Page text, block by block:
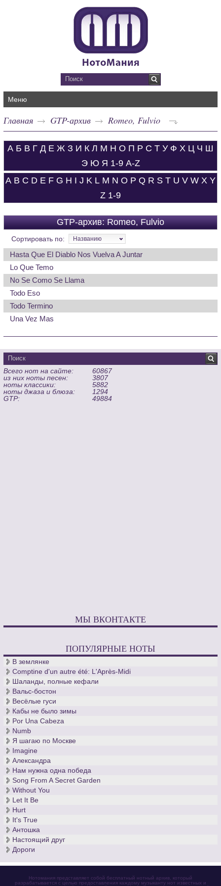
Меню
Главная GTP-архив Romeo, Fulvio
А Б В Г Д Е Ж З И К Л М Н О П Р С Т У Ф Х Ц Ч Ш
Э Ю Я 1-9 A-Z
A B C D E F G H I J K L M N O P Q R S T U V W X Y
Z 1-9
GTP-архив: Romeo, Fulvio
Сортировать по: Названию
Hasta Que El Diablo Nos Vuelva A Juntar
Lo Que Temo
No Se Como Se Llama
Todo Eso
Todo Termino
Una Vez Mas
Всего нот на сайте:
60867
из них ноты песен:
3807
ноты классики:
5882
ноты джаза и блюза:
1294
GTP:
49884
МЫ ВКОНТАКТЕ
ПОПУЛЯРНЫЕ НОТЫ
В землянке
Comptine d'un autre été: L'Après-Midi
Шаланды, полные кефали
Вальс-бостон
Весёлые гуси
Кабы не было зимы
Por Una Cabeza
Numb
Я шагаю по Москве
Imagine
Александра
Нам нужна одна победа
Song From A Secret Garden
Without You
Let It Be
Hurt
It's True
Антошка
Настоящий друг
Дороги
Нотомания представляет собой бесплатный нотный архив, который
разрабатывается с целью предоставления каждому музыканту нот известных и